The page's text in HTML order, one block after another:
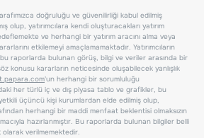
doğruluğu ve güvenilirliği kabul edilmiş
olup, yatırımcılara kendi oluşturacakları yatırım
ve herhangi bir yatırım aracını alma veya
etkilemeyi amaçlamamaktadır. Yatırımcıların
bu raporlarda bulunan görüş, bilgi ve veriler arasında bir
konusu kararların neticesinde oluşabilecek yanlışlık
'un herhangi bir sorumluluğu
her türlü iç ve dış piyasa tablo ve grafikler, bu
üçüncü kişi kurumlardan elde edilmiş olup,
herhangi bir maddi menfaat beklentisi olmaksızın
hazırlanmıştır. Bu raporlarda bulunan bilgiler belli
olarak verilmemektedir.